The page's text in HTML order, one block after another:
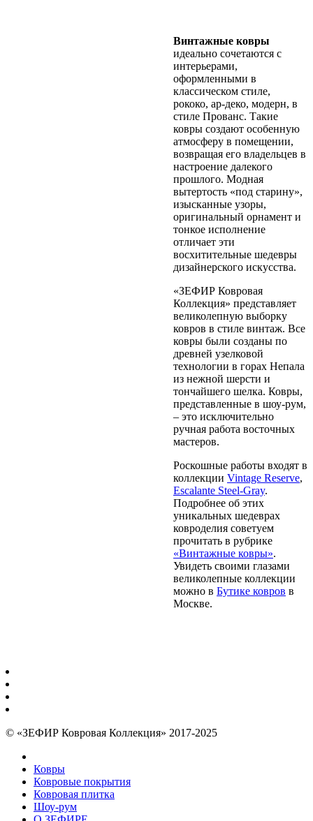
Винтажные ковры
идеально сочетаются с
интерьерами,
оформленными в
классическом стиле,
рококо, ар-деко, модерн, в
стиле Прованс. Такие
ковры создают особенную
атмосферу в помещении,
возвращая его владельцев в
настроение далекого
прошлого. Модная
вытертость «под старину»,
изысканные узоры,
оригинальный орнамент и
тонкое исполнение
отличает эти
восхитительные шедевры
дизайнерского искусства.
«ЗЕФИР Ковровая
Коллекция» представляет
великолепную выборку
ковров в стиле винтаж. Все
ковры были созданы по
древней узелковой
технологии в горах Непала
из нежной шерсти и
тончайшего шелка. Ковры,
представленные в шоу-рум,
– это исключительно
ручная работа восточных
мастеров.
Роскошные работы входят в
коллекции Vintage Reserve,
Escalante Steel-Gray.
Подробнее об этих
уникальных шедеврах
ковроделия советуем
прочитать в рубрике
«Винтажные ковры».
Увидеть своими глазами
великолепные коллекции
можно в Бутике ковров в
Москве.
© «ЗЕФИР Ковровая Коллекция» 2017-2025
Ковры
Ковровые покрытия
Ковровая плитка
Шоу-рум